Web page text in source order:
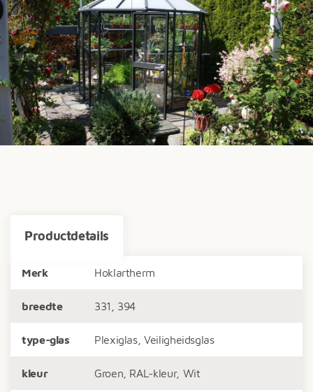
Productdetails
Merk Hoklartherm
breedte 331, 394
type-glas Plexiglas, Veiligheidsglas
kleur Groen, RAL-kleur, Wit